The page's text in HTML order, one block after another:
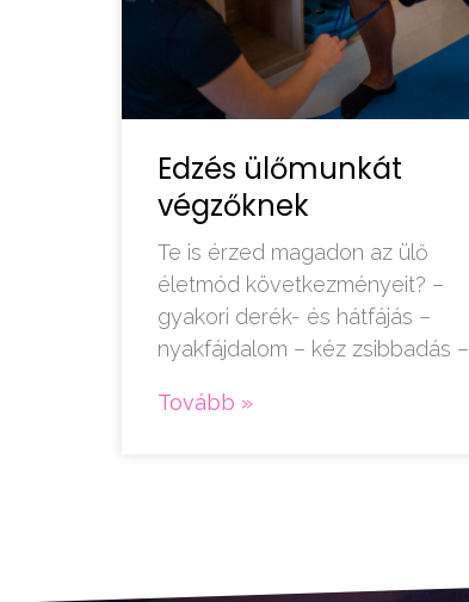
Edzés ülőmunkát
végzőknek
Te is érzed magadon az ülő
életmód következményeit? –
gyakori derék- és hátfájás –
nyakfájdalom – kéz zsibbadás –
Tovább »